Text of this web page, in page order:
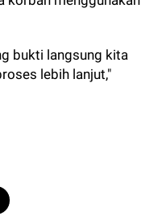
bukti langsung kita
lebih lanjut,"